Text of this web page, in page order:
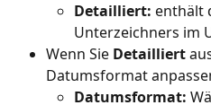
Detailliert: enthält
Unterzeichners im
Wenn Sie Detailliert
Datumsformat
Datumsformat: